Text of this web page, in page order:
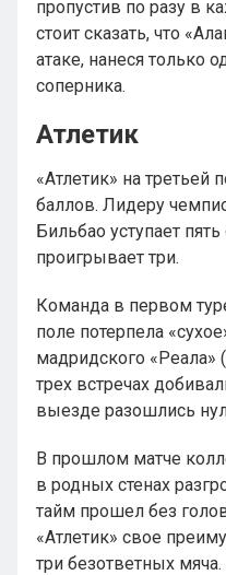
пропустив по разу в
стоит сказать, что
атаке, нанеся только
соперника.
Атлетик
«Атлетик» на третьей
баллов. Лидеру
Бильбао уступает
проигрывает три.
Команда в первом
поле потерпела
мадридского «Реала»
трех встречах
выезде разошлись
В прошлом матче
в родных стенах
тайм прошел без
«Атлетик» свое
три безответных